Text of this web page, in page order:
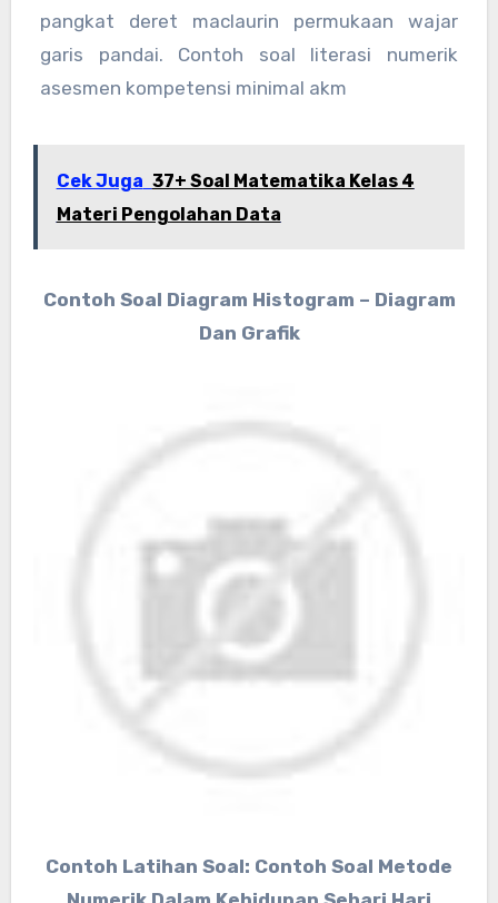
pangkat deret maclaurin permukaan wajar
garis pandai. Contoh soal literasi numerik
asesmen kompetensi minimal akm
Cek Juga 37+ Soal Matematika Kelas 4
Materi Pengolahan Data
Contoh Soal Diagram Histogram – Diagram
Dan Grafik
Contoh Latihan Soal: Contoh Soal Metode